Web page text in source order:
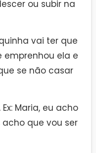
ou subir na
vai ter que
emprenhou ela e
se não casar
Maria, eu acho
que vou ser